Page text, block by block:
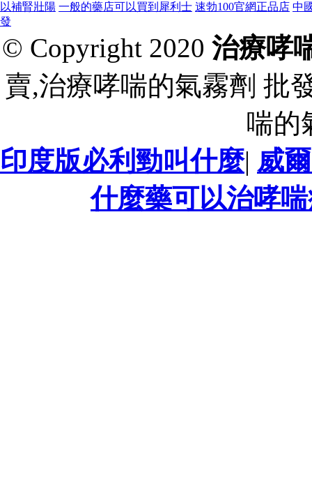
以補腎壯陽 一般的藥店可以買到犀利士 速勃100官網正品店 中
發
© Copyright 2020 治療哮
賣,治療哮喘的氣霧劑 批
喘的
印度版必利勁叫什麼| 威
什麼藥可以治哮